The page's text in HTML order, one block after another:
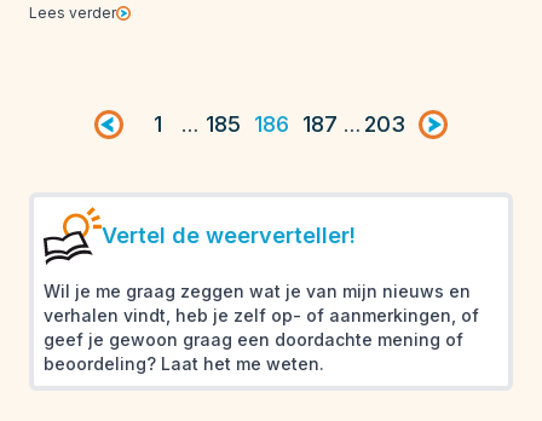
Lees verder
Vorige pagina
1 … 185 186 187 … 203 Volgende
Vertel de weerverteller!
Wil je me graag zeggen wat je van mijn nieuws en
verhalen vindt, heb je zelf op- of aanmerkingen, of
geef je gewoon graag een doordachte mening of
beoordeling? Laat het me weten.